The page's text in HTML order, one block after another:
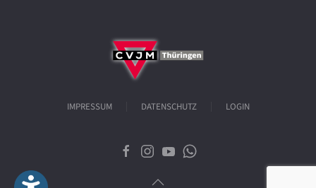
IMPRESSUM DATENSCHUTZ LOGIN